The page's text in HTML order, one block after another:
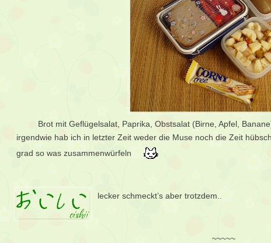
Brot mit Geflügelsalat, Paprika, Obstsalat (Birne, Apfel,
irgendwie hab ich in letzter Zeit weder die Muse noch die Zeit
grad so was zusammenwürfeln
lecker schmeckt’s aber trotzdem..
~~~~~